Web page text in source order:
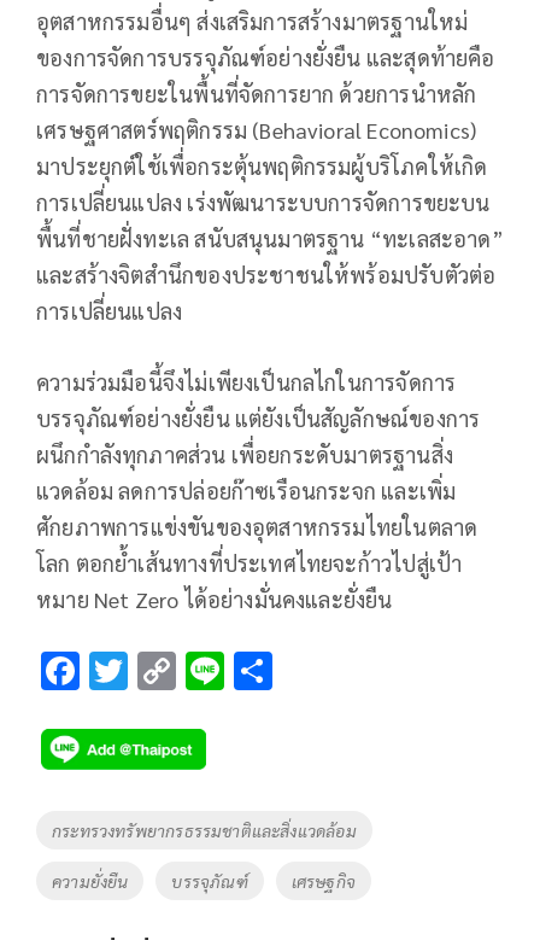
อุตสาหกรรมอื่นๆ ส่งเสริมการสร้างมาตรฐานใหม่
ของการจัดการบรรจุภัณฑ์อย่างยั่งยืน และสุดท้ายคือ
การจัดการขยะในพื้นที่จัดการยาก ด้วยการนำหลัก
เศรษฐศาสตร์พฤติกรรม (Behavioral Economics)
มาประยุกต์ใช้เพื่อกระตุ้นพฤติกรรมผู้บริโภคให้เกิด
การเปลี่ยนแปลง เร่งพัฒนาระบบการจัดการขยะบน
พื้นที่ชายฝั่งทะเล สนับสนุนมาตรฐาน “ทะเลสะอาด”
และสร้างจิตสำนึกของประชาชนให้พร้อมปรับตัวต่อ
การเปลี่ยนแปลง
ความร่วมมือนี้จึงไม่เพียงเป็นกลไกในการจัดการ
บรรจุภัณฑ์อย่างยั่งยืน แต่ยังเป็นสัญลักษณ์ของการ
ผนึกกำลังทุกภาคส่วน เพื่อยกระดับมาตรฐานสิ่ง
แวดล้อม ลดการปล่อยก๊าซเรือนกระจก และเพิ่ม
ศักยภาพการแข่งขันของอุตสาหกรรมไทยในตลาด
โลก ตอกย้ำเส้นทางที่ประเทศไทยจะก้าวไปสู่เป้า
หมาย Net Zero ได้อย่างมั่นคงและยั่งยืน
F
e
b
o
o
k
T
tt
er
C
p
y
Li
k
Li
Tags
กระทรวงทรัพยากรธรรมชาติและสิ่งแวดล้อม
ความยั่งยืน บรรจุภัณฑ์ เศรษฐกิจ